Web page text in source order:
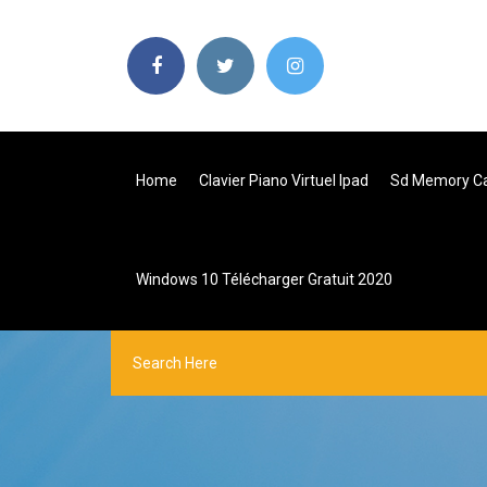
Home Clavier Piano Virtuel Ipad Sd Memory
Windows 10 Télécharger Gratuit 2020